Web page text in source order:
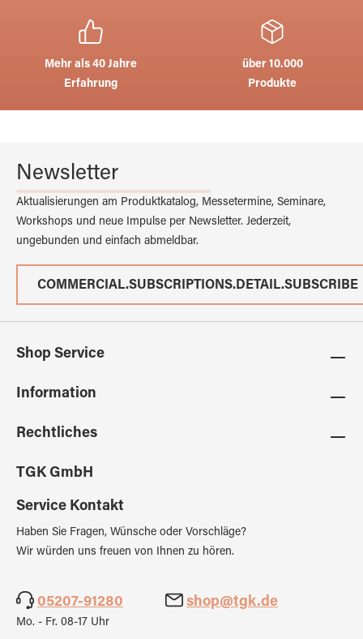
Mehr als 40 Jahre
Erfahrung
über 10.000
Produkte
Newsletter
Aktualisierungen am Produktkatalog, Messetermine, Seminare,
Workshops und neue Impulse per Newsletter. Jederzeit,
ungebunden und einfach abmeldbar.
COMMERCIAL.SUBSCRIPTIONS.DETAIL.SUBSCRIBE
Shop Service
Information
Rechtliches
TGK GmbH
Service Kontakt
Haben Sie Fragen, Wünsche oder Vorschläge?
Wir würden uns freuen von Ihnen zu hören.
05207-91280 shop@tgk.de
Mo. - Fr. 08-17 Uhr